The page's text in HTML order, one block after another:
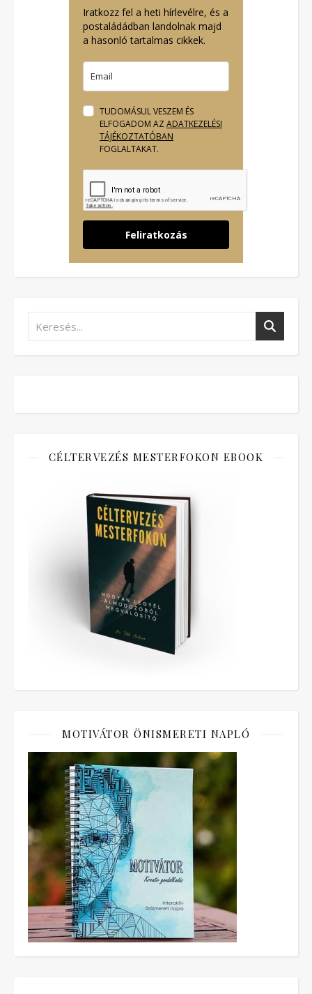
Iratkozz fel a heti hírlevélre, és a
postaládádban landolnak majd
a hasonló tartalmas cikkek.
TUDOMÁSUL VESZEM ÉS
ELFOGADOM AZ ADATKEZELÉSI
TÁJÉKOZTATÓBAN
FOGLALTAKAT.
Feliratkozás
CÉLTERVEZÉS MESTERFOKON EBOOK
MOTIVÁTOR ÖNISMERETI NAPLÓ